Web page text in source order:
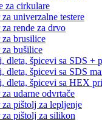
za cirkulare
univerzalne testere
rende za drvo
brusilice
bušilice
dleta, špicevi sa SDS +
dleta, špicevi sa SDS
dleta, špicevi sa HEX
udarne odvrtače
pištolj za lepljenje
za pištolj za silikon